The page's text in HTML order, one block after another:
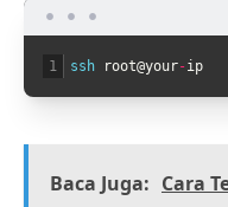
1 ssh root@your-ip
Baca Juga: Cara